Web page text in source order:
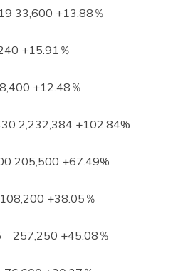
33,600 +13.88％
+15.91％
+12.48％
2,232,384 +102.84%
205,500 +67.49%
+38.05％
257,250 +45.08％